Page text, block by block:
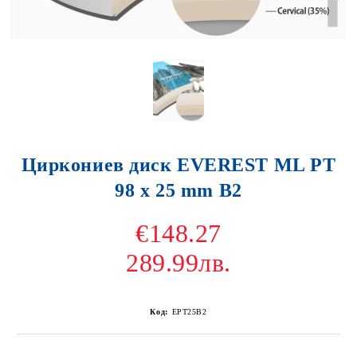
Циркониев диск EVEREST ML PT
98 x 25 mm B2
€148.27
289.99лв.
Код: EPT25B2